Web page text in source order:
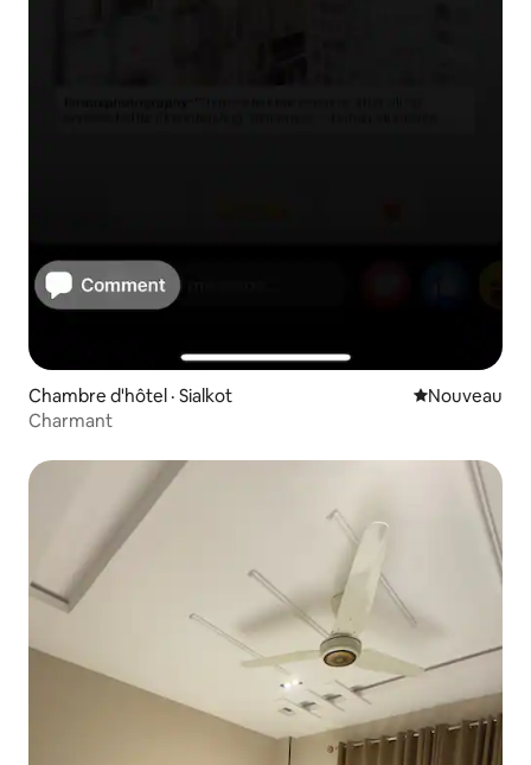
Chambre d'hôtel · Sialkot Nouvel
Nouveau
Charmant